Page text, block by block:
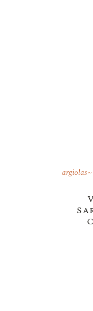
argiolas